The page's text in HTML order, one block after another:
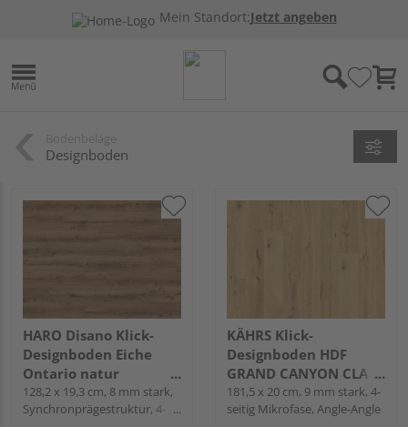
Mein Standort:Jetzt angeben
Designboden
HARO Disano Klick-
Designboden Eiche
Ontario natur
Landhausdiele -
WaveAqua
128,2 x 19,3 cm, 8 mm stark,
Synchronprägestruktur, 4-
KÄHRS Klick-
Designboden HDF
GRAND CANYON CLA
200 Landhausdiele -
Aware Collection
181,5 x 20 cm, 9 mm stark, 4-
seitig Mikrofase, Angle-Angle